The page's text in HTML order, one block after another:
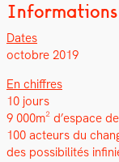
Informations
Dates
octo­bre 2019
En chiffres
10 jours
9 000m² d’espace
100 acteurs du
des pos­si­bil­ités